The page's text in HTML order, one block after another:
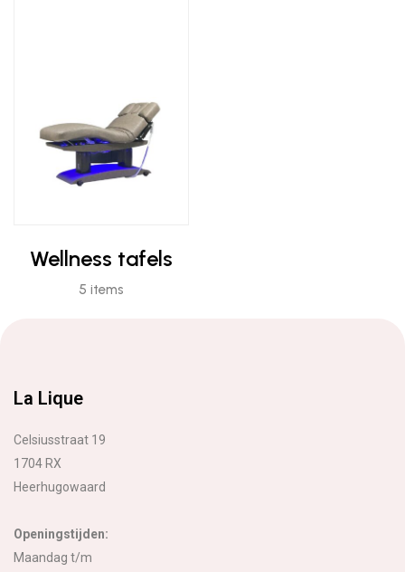
Wellness tafels
5 items
La Lique
Celsiusstraat 19
1704 RX
Heerhugowaard
Openingstijden:
Maandag t/m